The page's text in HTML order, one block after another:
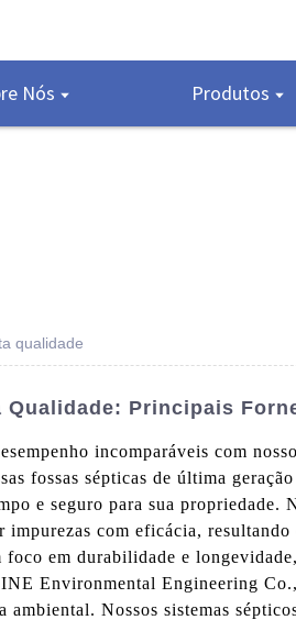
Nós Produtos
qualidade
Qualidade: Principais
incomparáveis ​​com
fossas sépticas de última
e seguro para sua propriedade.
impurezas com eficácia,
em durabilidade e
Environmental Engineering
ambiental. Nossos sistemas